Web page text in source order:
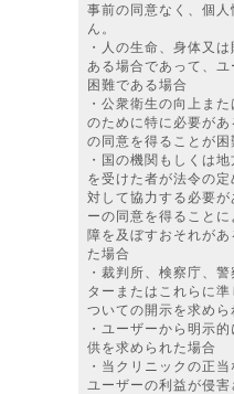
事前の同意なく、個
ん。
・人の生命、身体又
ある場合であって、
困難である場合
・公衆衛生の向上ま
のために特に必要が
の同意を得ることが困
・国の機関もしくは
を受けた者が法令の
対して協力する必要
ーの同意を得ること
障を及ぼすおそれが
た場合
・裁判所、検察庁、
ターまたはこれらに
ついての開示を求めら
・ユーザーから明示
供を求められた場合
・当クリニックの正
ユーザーの利益が侵